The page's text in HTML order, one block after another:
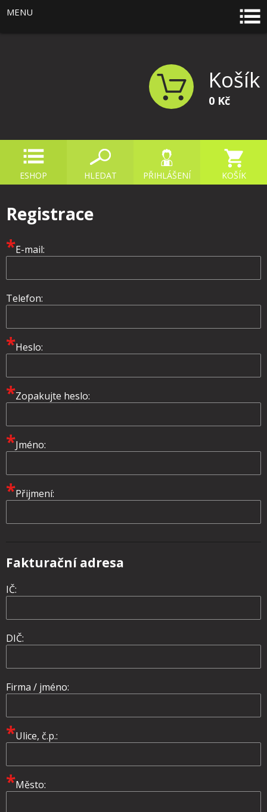
MENU
Košík
0 Kč
ESHOP HLEDAT PŘIHLÁŠENÍ KOŠÍK
Registrace
*E-mail:
Telefon:
*Heslo:
*Zopakujte heslo:
*Jméno:
*Přijmení:
Fakturační adresa
IČ:
DIČ:
Firma / jméno:
*Ulice, č.p.:
*Město: